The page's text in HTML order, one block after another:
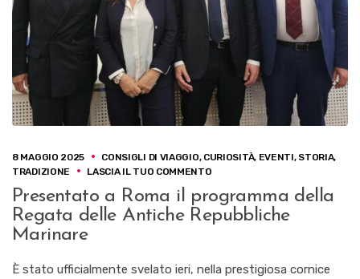
8 MAGGIO 2025 CONSIGLI DI VIAGGIO, CURIOSITÀ, EVENTI, STORIA,
TRADIZIONE
LASCIA IL TUO COMMENTOSU
A
ROMA
REGATA
Presentato a Roma il programma della
Regata delle Antiche Repubbliche
Marinare
È stato ufficialmente svelato ieri, nella prestigiosa cornice